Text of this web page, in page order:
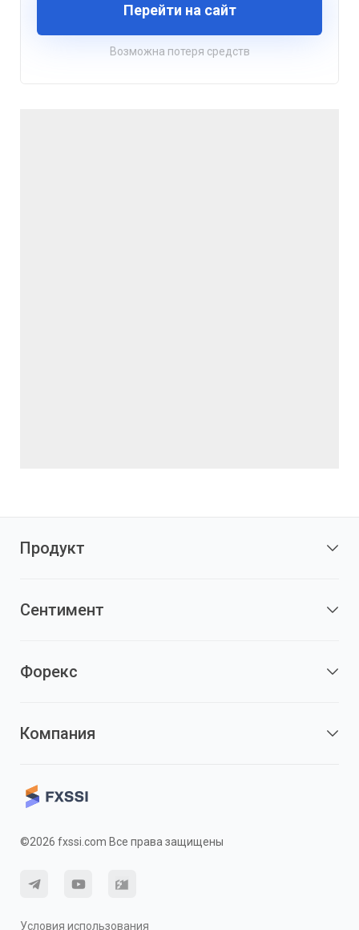
Перейти на сайт
Возможна потеря средств
Продукт
Сентимент
Форекс
Компания
©2026 fxssi.com Все права защищены
Условия использования